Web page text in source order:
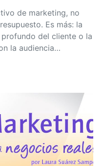
de marketing, no
Es más: la
del cliente o la
la audiencia…